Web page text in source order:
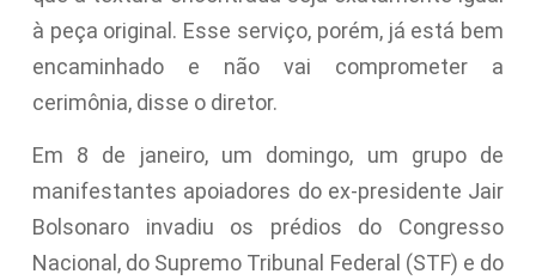
à peça original. Esse serviço, porém, já está bem
encaminhado e não vai comprometer a
cerimônia, disse o diretor.
Em 8 de janeiro, um domingo, um grupo de
manifestantes apoiadores do ex-presidente Jair
Bolsonaro invadiu os prédios do Congresso
Nacional, do Supremo Tribunal Federal (STF) e do